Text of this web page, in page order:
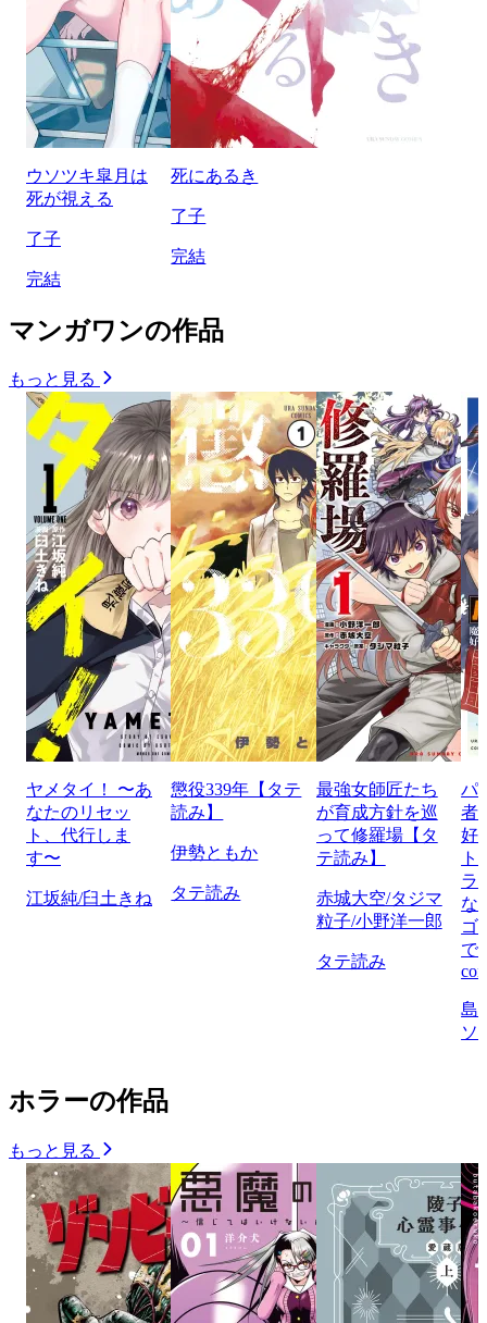
ウソツキ皐月は
死が視える
了子
完結
死にあるき
了子
完結
マンガワンの作品
もっと見る
ヤメタイ！ 〜あ
なたのリセッ
ト、代行しま
す〜
江坂純/臼土きね
懲役339年【タテ
読み】
伊勢ともか
タテ読み
最強女師匠たち
が育成方針を巡
って修羅場【タ
テ読み】
赤城大空/タジマ
粒子/小野洋一郎
タテ読み
パ
者
好
ト
ラ
な
ゴ
で
島
ソ
ホラーの作品
もっと見る